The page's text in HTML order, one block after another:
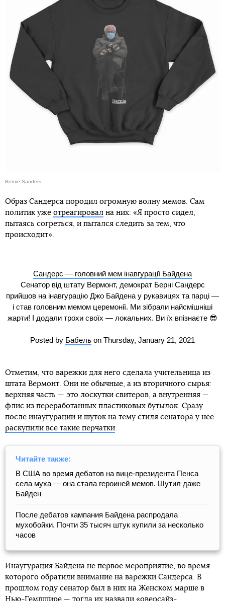
Bernie Sanders
Образ Сандерса породил огромную волну мемов. Сам
политик уже отреагировал на них: «Я просто сидел,
пытаясь согреться, и пытался следить за тем, что
происходит».
Сандерс — головний мем інавгурації Байдена
Сенатор від штату Вермонт, демократ Берні Сандерс
прийшов на інавгурацію Джо Байдена у рукавицях та парці —
і став головним мемом церемонії. Ми зібрали найсмішніші
жарти! І додали трохи своїх — локальних. Ви їх впізнаєте 😎
Posted by Бабель on Thursday, January 21, 2021
Отметим, что варежки для него сделала учительница из
штата Вермонт. Они не обычные, а из вторичного сырья:
верхняя часть — это лоскутки свитеров, а внутренняя —
флис из переработанных пластиковых бутылок. Сразу
после инаугурации и шуток на тему стиля сенатора у нее
раскупили все такие перчатки.
Читайте также:
В США во время дебатов на вице-президента Пенса
села муха — она стала героиней мемов. Шутил даже
Байден
После дебатов кампания Байдена распродала
мухобойки. Почти 35 тысяч штук купили за несколько
часов
Инаугурация Байдена не первое мероприятие, во время
которого обратили внимание на варежки Сандерса. В
прошлом году сенатор был в них на Женском марше в
Нью-Гемпшире — тогда их назвали «оверсайз-